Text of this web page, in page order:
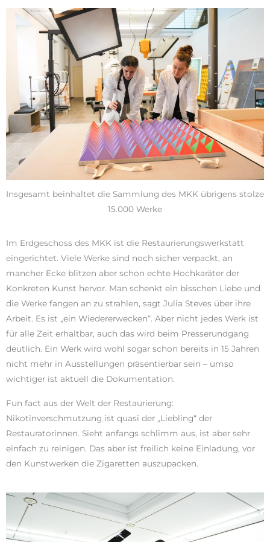
Insgesamt beinhaltet die Sammlung des MKK übrigens stolze
15.000 Werke
Im Erdgeschoss des MKK ist die Restaurierungswerkstatt
eingerichtet. Viele Werke sind noch sicher verpackt, an
mancher Ecke blitzen aber schon echte Hochkaräter der
Konkreten Kunst hervor. Man schenkt ein bisschen Liebe und
die Werke fangen an zu strahlen, sagt Julia Steves über ihre
Arbeit. Es ist „ein Wiedererwecken“. Aber nicht jedes Werk ist
für alle Zeit erhaltbar, auch das wird beim Presserundgang
deutlich. Ein Werk wird wohl sogar schon bereits in 15 Jahren
nicht mehr in Ausstellungen präsentierbar sein – umso
wichtiger ist aktuell die Dokumentation.
Fun fact aus der Welt der Restaurierung:
Nikotinverschmutzung ist quasi der „Liebling“ der
Restauratorinnen. Sieht anfangs schlimm aus, ist aber sehr
einfach zu reinigen. Das aber ist freilich keine Einladung, vor
den Kunstwerken die Zigaretten auszupacken.